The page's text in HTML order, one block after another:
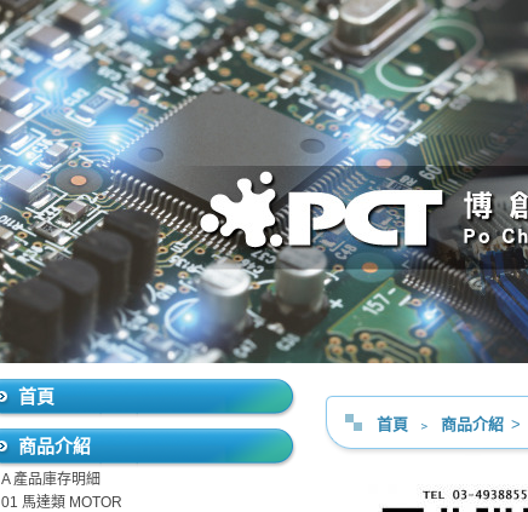
首頁 ﹥ 商品介紹 >
首頁
商品介紹
A 產品庫存明細
01 馬達類 MOTOR